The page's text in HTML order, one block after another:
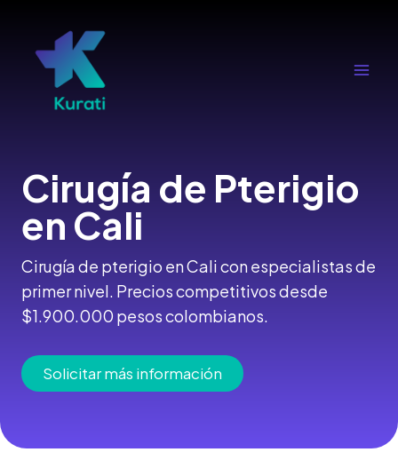
contenido
Cirugía de Pterigio
en Cali
Cirugía de pterigio en Cali con especialistas de
primer nivel. Precios competitivos desde
$1.900.000 pesos colombianos.
Solicitar más información